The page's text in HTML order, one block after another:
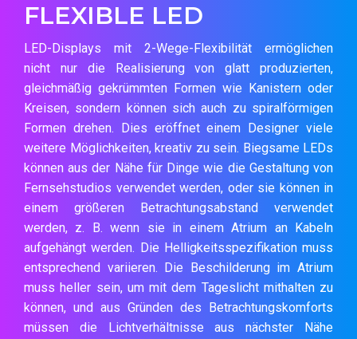
FLEXIBLE LED
LED-Displays mit 2-Wege-Flexibilität ermöglichen
nicht nur die Realisierung von glatt produzierten,
gleichmäßig gekrümmten Formen wie Kanistern oder
Kreisen, sondern können sich auch zu spiralförmigen
Formen drehen. Dies eröffnet einem Designer viele
weitere Möglichkeiten, kreativ zu sein. Biegsame LEDs
können aus der Nähe für Dinge wie die Gestaltung von
Fernsehstudios verwendet werden, oder sie können in
einem größeren Betrachtungsabstand verwendet
werden, z. B. wenn sie in einem Atrium an Kabeln
aufgehängt werden. Die Helligkeitsspezifikation muss
entsprechend variieren. Die Beschilderung im Atrium
muss heller sein, um mit dem Tageslicht mithalten zu
können, und aus Gründen des Betrachtungskomforts
müssen die Lichtverhältnisse aus nächster Nähe